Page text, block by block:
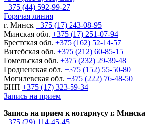
+375 (44) 592-99-27
Горячая линия
г. Минск +375 (17) 243-08-95
Минская обл. +375 (17) 251-07-94
Брестская обл. +375 (162) 52-14-57
Витебская обл. +375 (212) 60-85-15
Гомельская обл. +375 (232) 29-39-48
Гродненская обл. +375 (152) 55-50-80
Могилевская обл. +375 (222) 76-48-50
БНП +375 (17) 323-59-34
Запись на прием
Запись на прием к нотариусу г. Минска
+375 (29) 114-45-45